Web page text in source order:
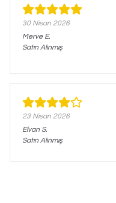
30 Nisan 2026
Merve E.
Satın Alınmış
23 Nisan 2026
Elvan S.
Satın Alınmış